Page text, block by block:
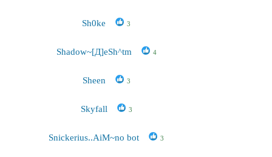
Sh0ke 3
Shadow~[Д]еSh^tm 4
Sheen 3
Skyfall 3
Snickerius..AiM~no bot 3